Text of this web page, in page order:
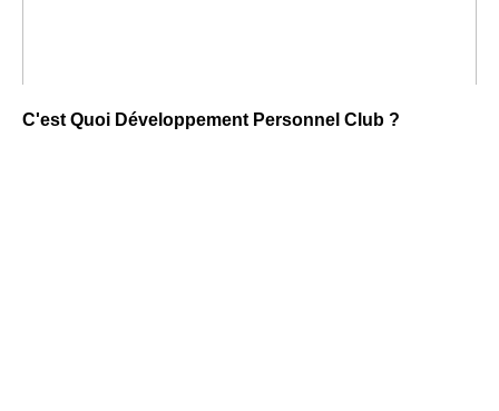
C'est Quoi Développement Personnel Club ?